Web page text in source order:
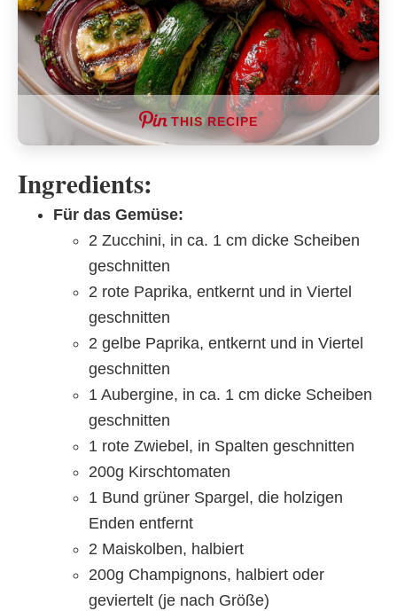
THIS RECIPE
Ingredients:
Für das Gemüse:
2 Zucchini, in ca. 1 cm dicke Scheiben
geschnitten
2 rote Paprika, entkernt und in Viertel
geschnitten
2 gelbe Paprika, entkernt und in Viertel
geschnitten
1 Aubergine, in ca. 1 cm dicke Scheiben
geschnitten
1 rote Zwiebel, in Spalten geschnitten
200g Kirschtomaten
1 Bund grüner Spargel, die holzigen
Enden entfernt
2 Maiskolben, halbiert
200g Champignons, halbiert oder
geviertelt (je nach Größe)